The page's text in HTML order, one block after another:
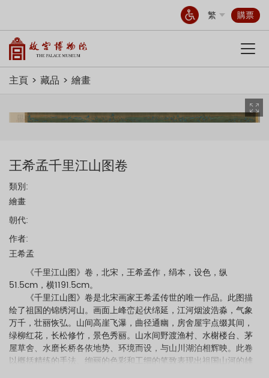
繁 購票
主頁 藏品 繪畫
王希孟千里江山图卷
類別:
繪畫
朝代:
作者:
王希孟
《千里江山图》卷，北宋，王希孟作，绢本，设色，纵
51.5cm，横1191.5cm。
《千里江山图》卷是北宋画家王希孟传世的唯一作品。此图描
绘了祖国的锦绣河山。画面上峰峦起伏绵延，江河烟波浩淼，气象
万千，壮丽恢弘。山间高崖飞瀑，曲径通幽，房舍屋宇点缀其间，
绿柳红花，长松修竹，景色秀丽。山水间野渡渔村、水榭楼台、茅
屋草舍、水磨长桥各依地势、环境而设，与山川湖泊相辉映。此卷
以概括精练的手法、绚丽的色彩和工细的笔致表现出祖国山河的雄